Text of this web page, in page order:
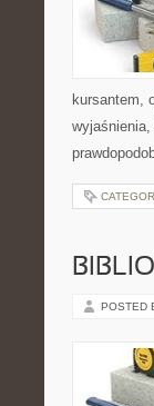
kursantem,
POSTED